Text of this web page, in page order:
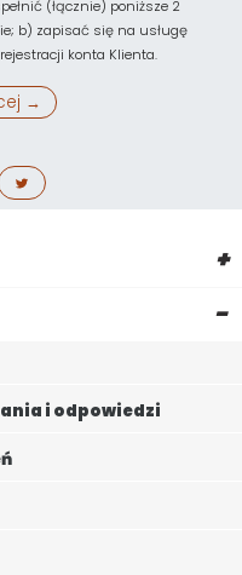
(łącznie) poniższe 2
b) zapisać się na usługę
konta Klienta.
→
+
-
i odpowiedzi